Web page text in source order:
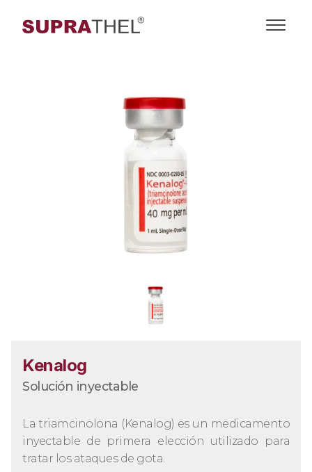
Kenalog
Solución inyectable
La triamcinolona (Kenalog) es un medicamento
inyectable de primera elección utilizado para
tratar los ataques de gota.